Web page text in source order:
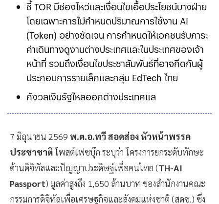
ชี้ TOR มีช่องโหว่และเงื่อนไขเอื้อประโยชน์บางฝ่าย
โดยเฉพาะการไม่กำหนดปริมาณการใช้งาน AI
(Token) อย่างชัดเจน การกำหนดให้เอกชนรับภาระ
ค่าเดินทางดูงานต่างประเทศและในประเทศของเจ้า
หน้าที่ รวมถึงเงื่อนไขประชาสัมพันธ์ที่อาจกีดกันผู้
ประกอบการรายเล็กและกลุ่ม EdTech ไทย
กังวลเงินรัฐไหลออกต่างประเทศและกระทบ
อธิปไตย AI ไทย เนื่องจากระบบส่วนใ
7 มิถุนายน 2569พ.ต.อ.ทวี สอดส่อง หัวหน้าพรรค
ประชาชาติโพสต์เฟซบุ๊ก ระบุว่า โครงการยกระดับทักษะ
ด้านดิจิทัลและปัญญาประดิษฐ์เพื่อคนไทย (TH-AI
Passport) มูลค่าสูงถึง 1,650 ล้านบาท ของสำนักงานคณะ